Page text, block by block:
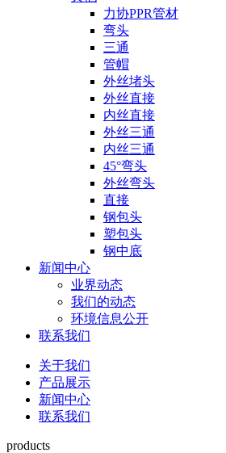
力协PPR管材
弯头
三通
管帽
外丝堵头
外丝直接
内丝直接
外丝三通
内丝三通
45°弯头
外丝弯头
直接
钢包头
塑包头
钢中底
新闻中心
业界动态
我们的动态
环境信息公开
联系我们
关于我们
产品展示
新闻中心
联系我们
products